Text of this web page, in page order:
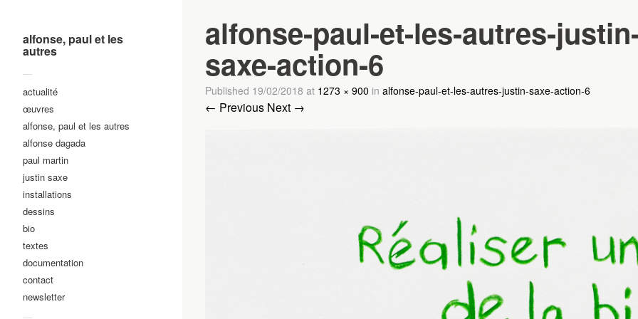
alfonse, paul et les
autres
—
actualité
œuvres
alfonse, paul et les autres
alfonse dagada
paul martin
justin saxe
installations
dessins
bio
textes
documentation
contact
newsletter
alfonse-paul-et-les-autres-
saxe-action-6
Published 19/02/2018 at 1273 × 900 in alfonse-paul-et-les-autres-justin-saxe-action-6
← Previous Next →